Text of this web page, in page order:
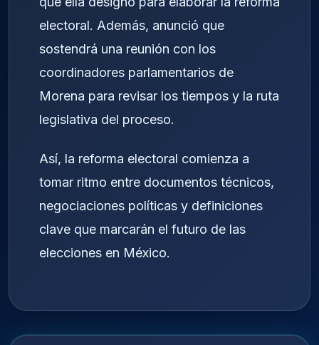
electoral. Además, anunció que
sostendrá una reunión con los
coordinadores parlamentarios de
Morena para revisar los tiempos y la ruta
legislativa del proceso.
Así, la reforma electoral comienza a
tomar ritmo entre documentos técnicos,
negociaciones políticas y definiciones
clave que marcarán el futuro de las
elecciones en México.